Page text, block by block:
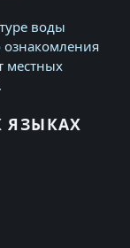
воды
ознакомления
местных
ЯЗЫКАХ